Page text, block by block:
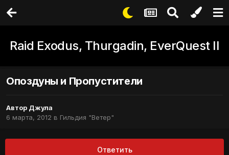
Raid Exodus, Thurgadin, EverQuest II
Опоздуны и Пропустители
Автор Джула
6 марта, 2012 в Гильдия "Ветер"
Ответить